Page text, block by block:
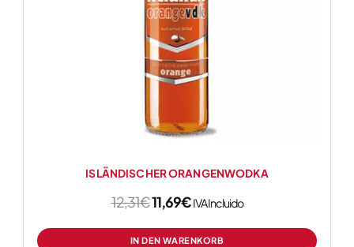
ISLÄNDISCHER ORANGENWODKA
12,31€11,69€IVA Incluido
IN DEN WARENKORB